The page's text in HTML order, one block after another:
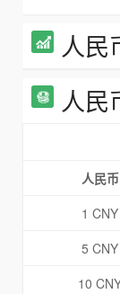
人民
人民
人民币
1 CNY
5 CNY
10